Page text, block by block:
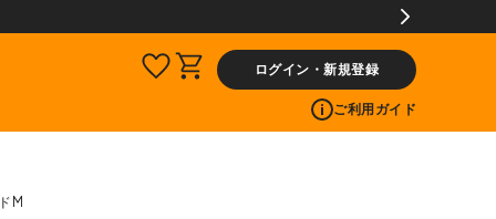
ログイン・新規登録
ご利用ガイド
M